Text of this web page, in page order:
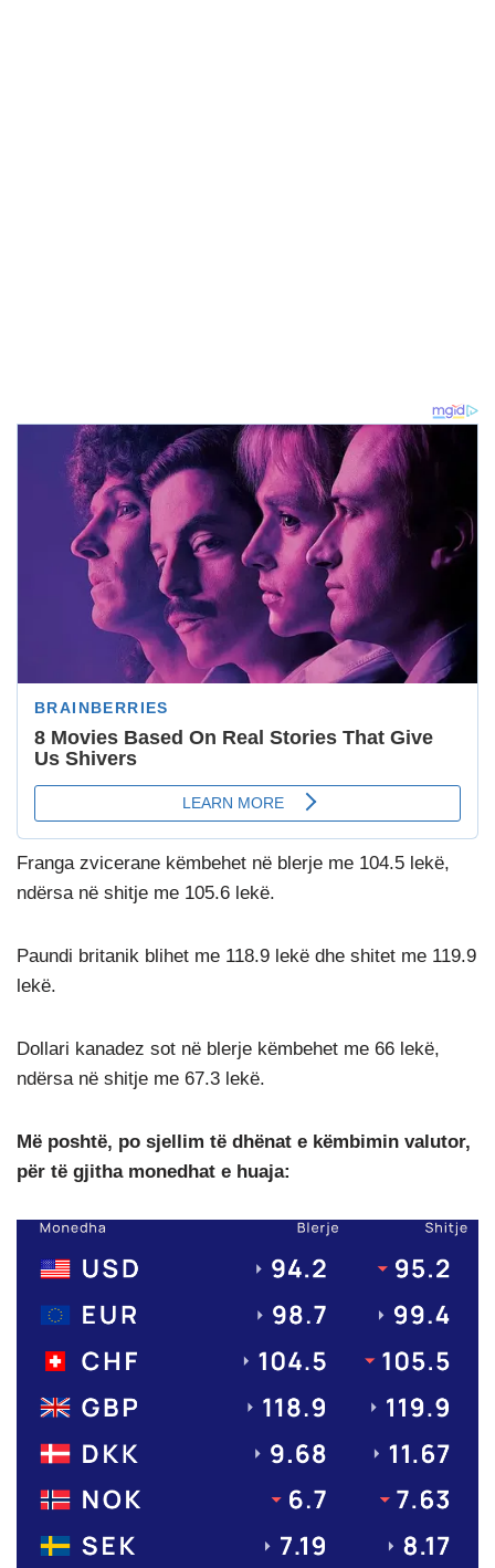
Franga zvicerane këmbehet në blerje me 104.5 lekë,
ndërsa në shitje me 105.6 lekë.
Paundi britanik blihet me 118.9 lekë dhe shitet me 119.9
lekë.
Dollari kanadez sot në blerje këmbehet me 66 lekë,
ndërsa në shitje me 67.3 lekë.
Më poshtë, po sjellim të dhënat e këmbimin valutor,
për të gjitha monedhat e huaja: